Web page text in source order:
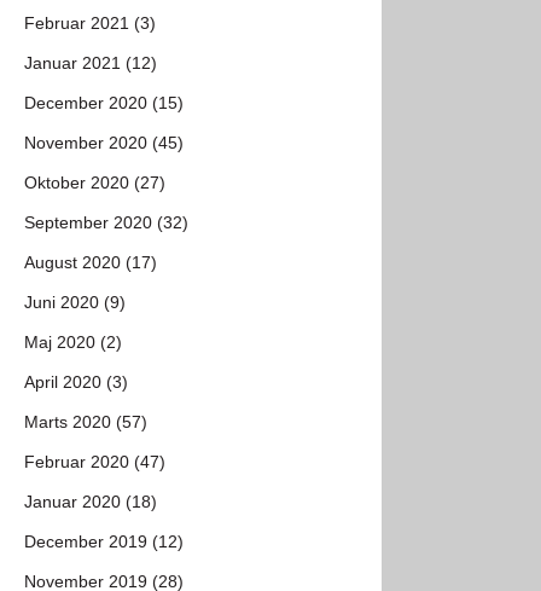
Februar 2021 (3)
Januar 2021 (12)
December 2020 (15)
November 2020 (45)
Oktober 2020 (27)
September 2020 (32)
August 2020 (17)
Juni 2020 (9)
Maj 2020 (2)
April 2020 (3)
Marts 2020 (57)
Februar 2020 (47)
Januar 2020 (18)
December 2019 (12)
November 2019 (28)